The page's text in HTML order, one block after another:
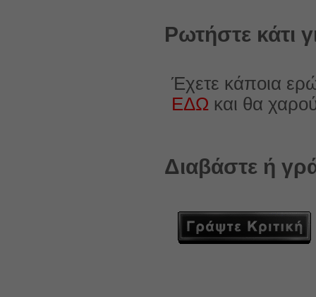
Ρωτήστε κάτι
Έχετε κάποια
ΕΔΩ και θα
Διαβάστε ή